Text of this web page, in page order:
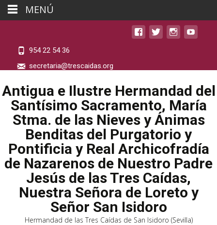
954 22 54 36
secretaria@trescaidas.org
Antigua e Ilustre Hermandad del
Santísimo Sacramento, María
Stma. de las Nieves y Ánimas
Benditas del Purgatorio y
Pontificia y Real Archicofradía
de Nazarenos de Nuestro Padre
Jesús de las Tres Caídas,
Nuestra Señora de Loreto y
Señor San Isidoro
Hermandad de las Tres Caídas de San Isidoro (Sevilla)
MENÚ